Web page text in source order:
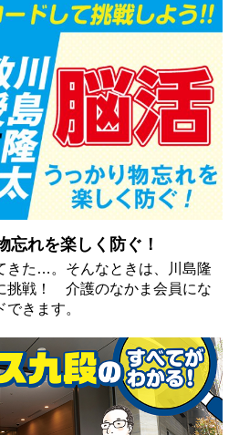
忘れを楽しく防ぐ！
きた…。そんなときは、川島隆
挑戦！ 介護のなかま会員にな
きます。